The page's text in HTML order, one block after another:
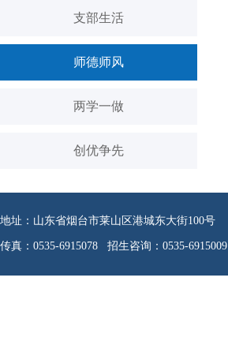
支部生活
师德师风
两学一做
创优争先
地址：山东省烟台市莱山区港城东大街100号
传真：0535-6915078 招生咨询：0535-6915009